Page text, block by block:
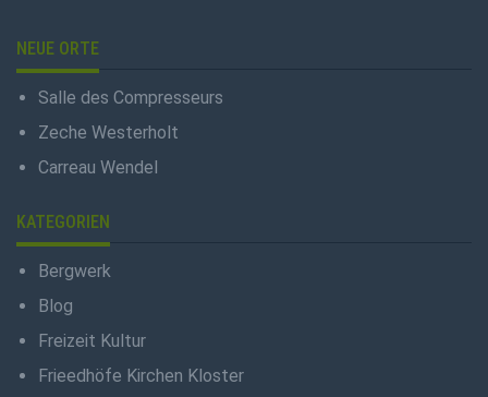
NEUE ORTE
Salle des Compresseurs
Zeche Westerholt
Carreau Wendel
KATEGORIEN
Bergwerk
Blog
Freizeit Kultur
Frieedhöfe Kirchen Kloster